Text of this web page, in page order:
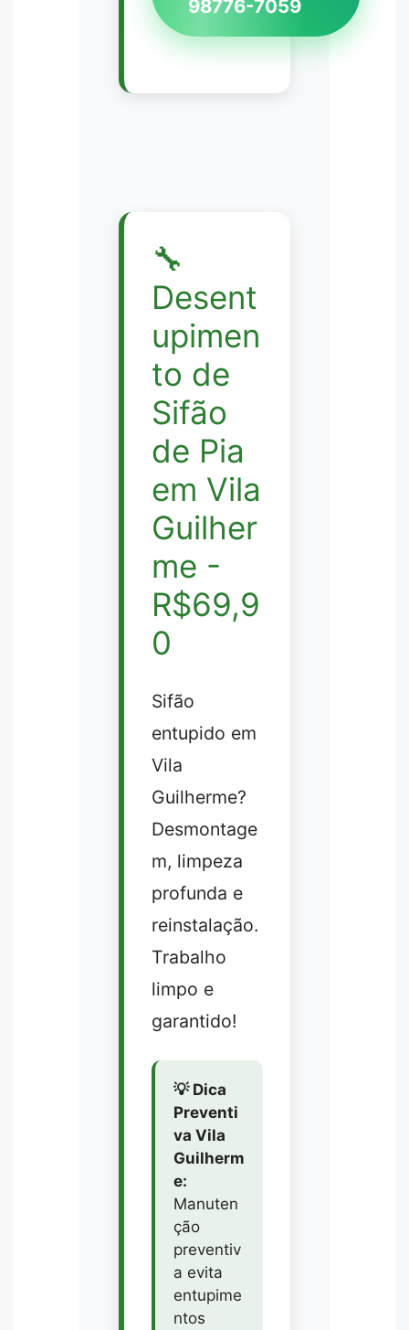
98776-7059
🔧
Desent
upimen
to de
Sifão
de Pia
em Vila
Guilher
me -
R$69,9
0
Sifão
entupido em
Vila
Guilherme?
Desmontage
m, limpeza
profunda e
reinstalação.
Trabalho
limpo e
garantido!
💡 Dica
Preventi
va Vila
Guilherm
e:
Manuten
ção
preventiv
a evita
entupime
ntos